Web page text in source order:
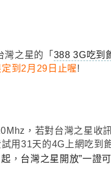
灣之星的 「 388 3G吃到
到2月29日止喔!
， 若對台灣之星收
用31天的4G上網吃到
起 ， 台灣之星開放”一證可